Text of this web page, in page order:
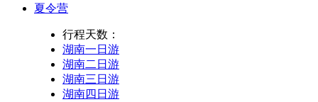
夏令营
行程天数：
湖南一日游
湖南二日游
湖南三日游
湖南四日游